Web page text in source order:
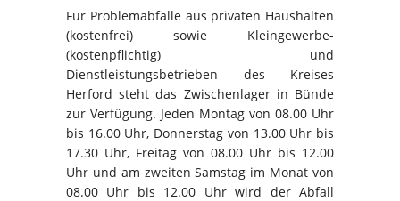
Für Problemabfälle aus privaten Haushalten
(kostenfrei) sowie Kleingewerbe-
(kostenpflichtig) und
Dienstleistungsbetrieben des Kreises
Herford steht das Zwischenlager in Bünde
zur Verfügung. Jeden Montag von 08.00 Uhr
bis 16.00 Uhr, Donnerstag von 13.00 Uhr bis
17.30 Uhr, Freitag von 08.00 Uhr bis 12.00
Uhr und am zweiten Samstag im Monat von
08.00 Uhr bis 12.00 Uhr wird der Abfall